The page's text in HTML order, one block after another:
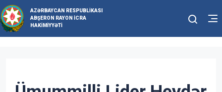
AZƏRBAYCAN RESPUBLIKASI
ABŞERON RAYON İCRA
HAKIMIYYƏTI